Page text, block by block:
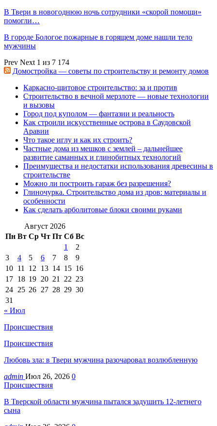
В Твери в новогоднюю ночь сотрудники «скорой помощи»
помогли…
В городе Бологое пожарные в горящем доме нашли тело
мужчины
Prev Next 1 из 7 174
Домостройка — советы по строительству и ремонту домов
Каркасно-щитовое строительство: за и против
Строительство в вечной мерзлоте — новые технологии
и вызовы
Город под куполом — фантазии и реальность
Как строили искусственные острова в Саудовской
Аравии
Что такое иглу и как их строить?
Частные дома из мешков с землей – дальнейшее
развитие саманных и глинобитных технологий
Преимущества и недостатки использования древесины в
строительстве
Можно ли построить гараж без разрешения?
Глиночурка. Строительство дома из дров: материалы и
особенности
Как сделать арболитовые блоки своими руками
Август 2026
Пн Вт Ср Чт Пт Сб Вс
1
2
3
4 5 6 7 8
9
10 11 12 13 14 15 16
17 18 19 20 21 22 23
24 25 26 27 28 29 30
31
« Июл
Происшествия
Происшествия
Любовь зла: в Твери мужчина разочаровал возлюбленную
admin Июл 26, 2026 0
Происшествия
В Тверской области мужчина пытался задушить 12-летнего
сына